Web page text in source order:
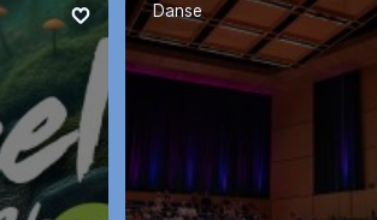
Danse